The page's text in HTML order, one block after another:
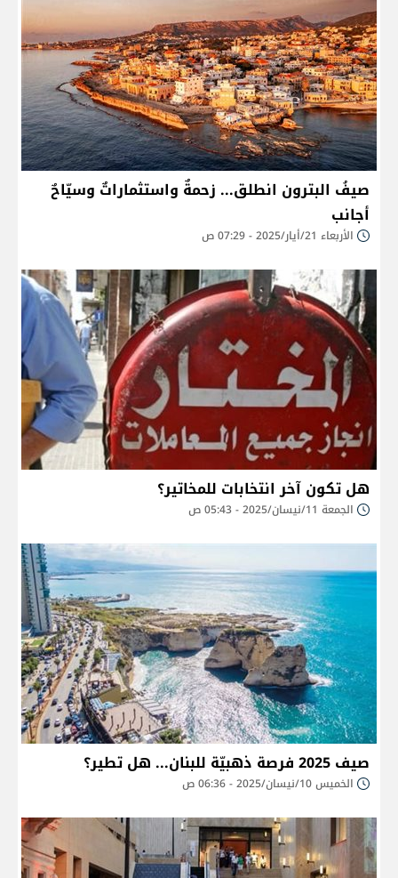
صيفُ البترون انطلق... زحمةٌ واستثماراتٌ وسيّاحٌ
أجانب
الأربعاء 21/أيار/2025 - 07:29 ص
هل تكون آخر انتخابات للمخاتير؟
الجمعة 11/نيسان/2025 - 05:43 ص
صيف 2025 فرصة ذهبيّة للبنان... هل تطير؟
الخميس 10/نيسان/2025 - 06:36 ص